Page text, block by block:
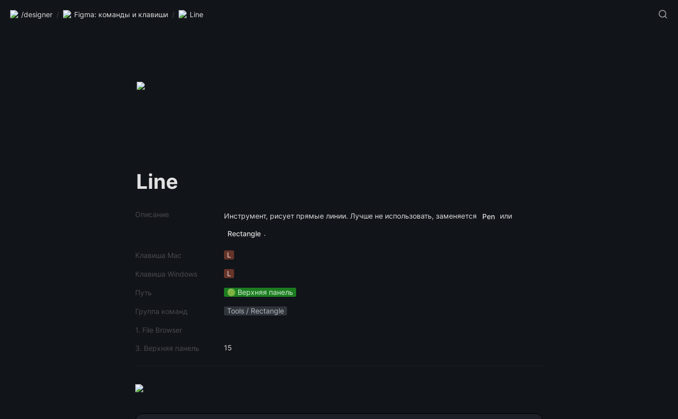
/designer / Figma: команды и клавиши / Line
Line
Описание Инструмент, рисует прямые линии. Лучше не использовать, заменяется Pen или
Rectangle .
Клавиша Mac L
Клавиша Windows L
Путь 🟢 Верхняя панель
Группа команд Tools / Rectangle
1. File Browser
3. Верхняя панель 15